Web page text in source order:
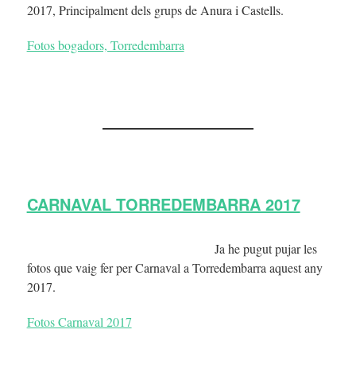
2017, Principalment dels grups de Anura i Castells.
Fotos bogadors, Torredembarra
CARNAVAL TORREDEMBARRA 2017
Ja he pugut pujar les
fotos que vaig fer per Carnaval a Torredembarra aquest any
2017.
Fotos Carnaval 2017